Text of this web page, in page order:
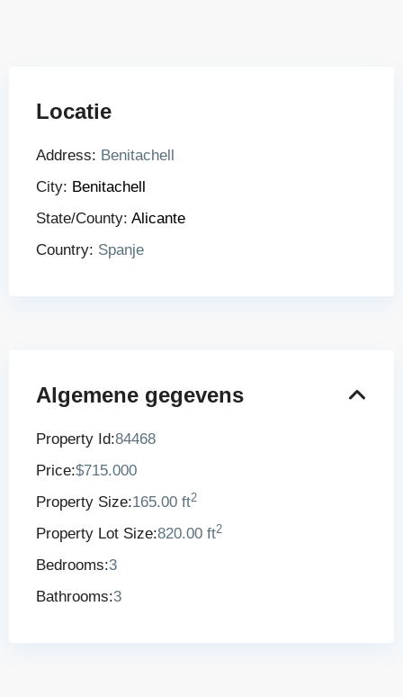
Locatie
Address: Benitachell
City: Benitachell
State/County: Alicante
Country: Spanje
Algemene gegevens
Property Id:84468
Price:$715.000
Property Size:165.00 ft2
Property Lot Size:820.00 ft2
Bedrooms:3
Bathrooms:3